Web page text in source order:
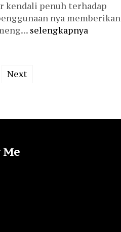
kendali penuh terhadap
nya memberikan
selengkapnya
Next
Me